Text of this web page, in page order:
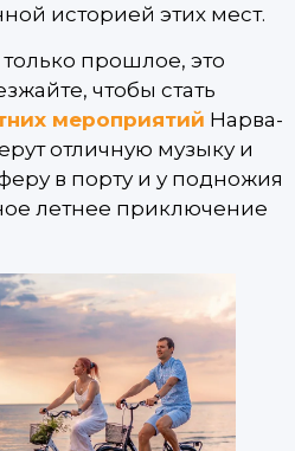
историей этих мест.
прошлое, это
чтобы стать
мероприятий Нарва-
отличную музыку и
в порту и у подножия
летнее приключение